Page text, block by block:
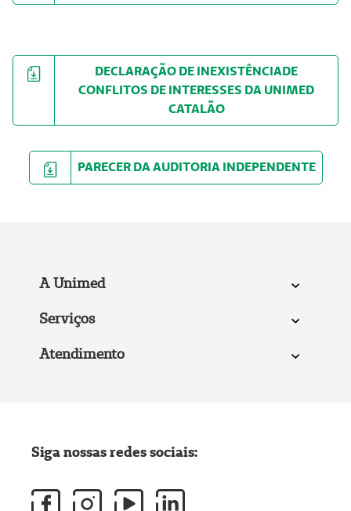
DECLARAÇÃO DE INEXISTÊNCIADE
CONFLITOS DE INTERESSES DA UNIMED
CATALÃO
PARECER DA AUDITORIA INDEPENDENTE
A Unimed
Serviços
Atendimento
Siga nossas redes sociais: